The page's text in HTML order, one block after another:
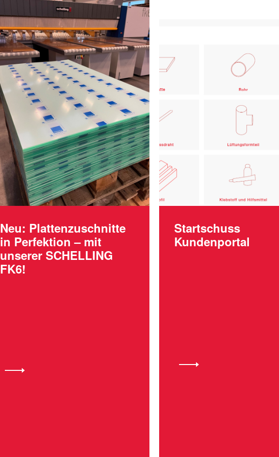
Neu: Plattenzuschnitte
in Perfektion – mit
unserer SCHELLING
FK6!
Startschuss
Kundenportal